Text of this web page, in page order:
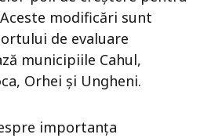
modificări sunt
de evaluare
municipiile Cahul,
Orhei și Ungheni.
importanța